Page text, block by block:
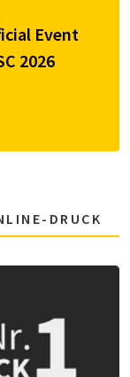
Event
2026
DRUCK